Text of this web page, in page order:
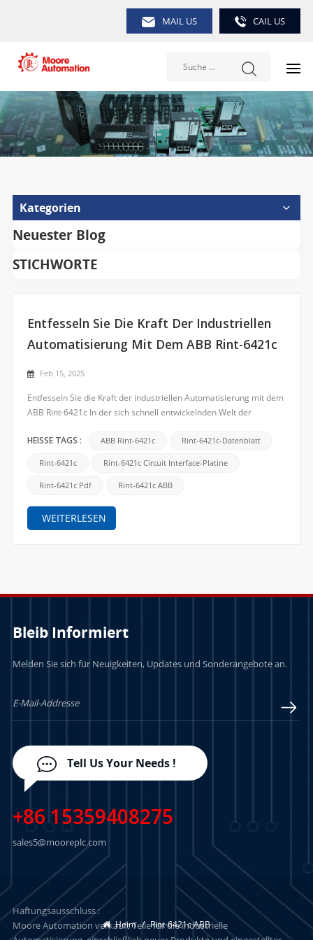
MAIL US CAIL US
Heim / Rint-6421c ABB
Kategorien
Neuester Blog
STICHWORTE
Entfesseln Sie Die Kraft Der Industriellen
Automatisierung Mit Dem ABB Rint-6421c
Feb 15, 2025
Entfesseln Sie die Kraft der industriellen Automatisierung mit dem
ABB Rint-6421c In der sich schnell entwickelnden Welt der
zuverlässigen und effizienten Lösungen von größter Bedeutung.
HEISSE TAGS : ABB Rint-6421c Rint-6421c-Datenblatt
Rint-6421c Rint-6421c Circuit Interface-Platine
Rint-6421c Pdf Rint-6421c ABB
WEITERLESEN
Bleib Informiert
Melden Sie sich für Neuigkeiten, Updates und Sonderangebote an.
Tell Us Your Needs !
+86 15359408275
sales5@mooreplc.com
Haftungsausschluss :
Moore Automation verkauft Teile für die industrielle